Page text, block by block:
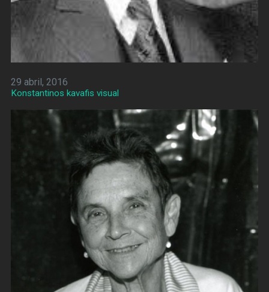
29 abril, 2016
Konstantinos kavafis visual